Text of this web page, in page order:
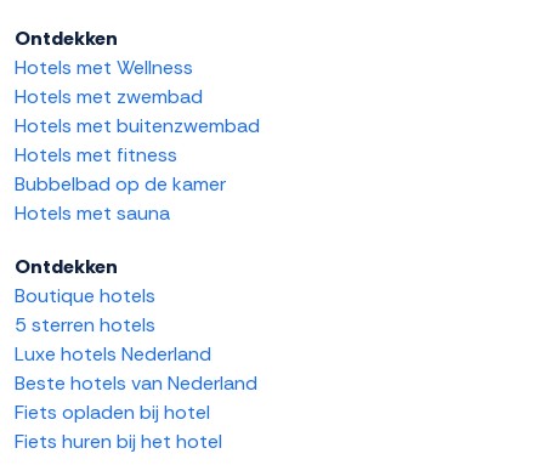
Ontdekken
Hotels met Wellness
Hotels met zwembad
Hotels met buitenzwembad
Hotels met fitness
Bubbelbad op de kamer
Hotels met sauna
Ontdekken
Boutique hotels
5 sterren hotels
Luxe hotels Nederland
Beste hotels van Nederland
Fiets opladen bij hotel
Fiets huren bij het hotel